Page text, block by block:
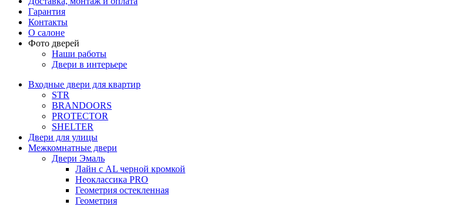
Гарантия
Контакты
О салоне
Фото дверей
Наши работы
Двери в интерьере
Входные двери для квартир
STR
BRANDOORS
PROTECTOR
SHELTER
Двери для улицы
Межкомнатные двери
Двери Эмаль
Лайн с AL черной кромкой
Неоклассика PRO
Геометрия остекленная
Геометрия